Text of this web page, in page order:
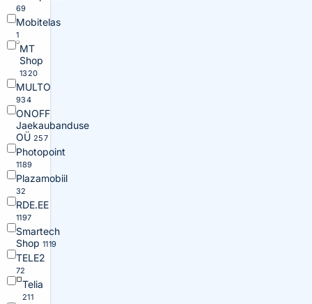
69
Mobitelas
1
MT
Shop
1320
MULTO
934
ONOFF
Jaekaubanduse
OÜ 257
Photopoint
1189
Plazamobiil
32
RDE.EE
1197
Smartech
Shop 1119
TELE2
72
Telia
211